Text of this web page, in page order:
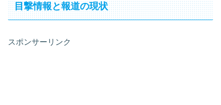
目撃情報と報道の現状
スポンサーリンク